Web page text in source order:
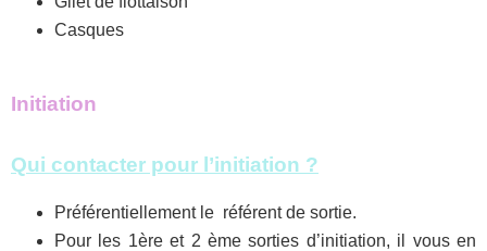
Casques
Initiation
Qui contacter pour l’initiation ?
Préférentiellement le référent de sortie.
Pour les 1ère et 2 ème sorties d’initiation, il vous en